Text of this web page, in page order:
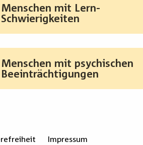
Menschen mit Lern-
Schwierigkeiten
Menschen mit psychischen
Beeinträchtigungen
Impressum